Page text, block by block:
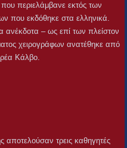
περιελάμβανε εκτός των
που εκδόθηκε στα ελληνικά.
ανέκδοτα – ως επί των πλείστον
χειρογράφων ανατέθηκε από
Κάλβο.
αποτελούσαν τρεις καθηγητές